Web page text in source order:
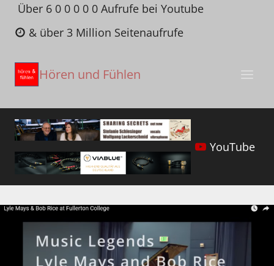
Zum
Inhalt
springen
Über 6 0 0 0 0 0 Aufrufe bei Youtube
& über 3 Million Seitenaufrufe
Hören und Fühlen
YouTube